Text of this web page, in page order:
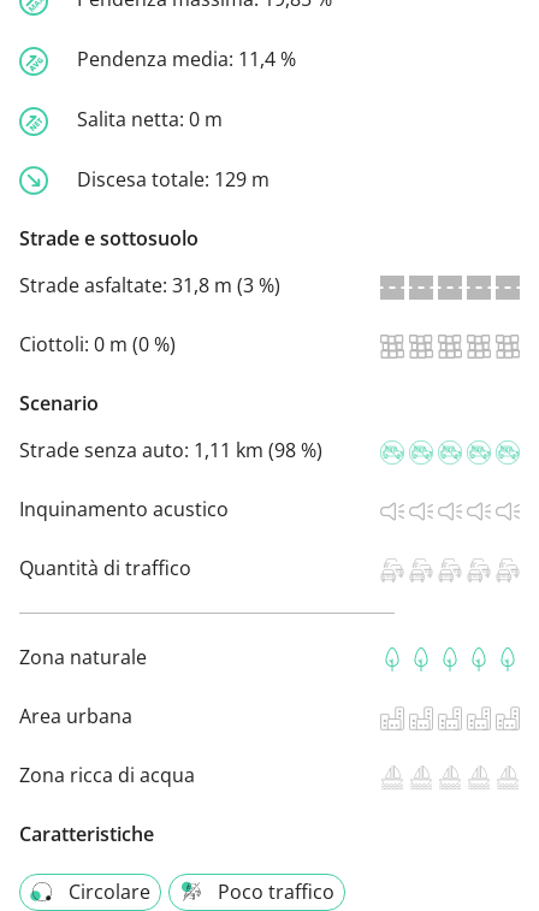
Pendenza media: 11,4 %
Salita netta: 0 m
Discesa totale: 129 m
Strade e sottosuolo
Strade asfaltate: 31,8 m (3 %)
Ciottoli: 0 m (0 %)
Scenario
Strade senza auto: 1,11 km (98 %)
Inquinamento acustico
Quantità di traffico
Zona naturale
Area urbana
Zona ricca di acqua
Caratteristiche
Circolare
Poco traffico